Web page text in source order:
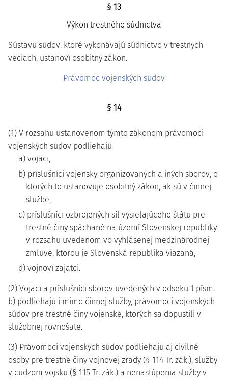
§ 13
Výkon trestného súdnictva
Sústavu súdov, ktoré vykonávajú súdnictvo v trestných
veciach, ustanoví osobitný zákon.
Právomoc vojenských súdov
§ 14
(1) V rozsahu ustanovenom týmto zákonom právomoci
vojenských súdov podliehajú
a) vojaci,
b) príslušníci vojensky organizovaných a iných sborov, o
ktorých to ustanovuje osobitný zákon, ak sú v činnej
službe,
c) príslušníci ozbrojených síl vysielajúceho štátu pre
trestné činy spáchané na území Slovenskej republiky
v rozsahu uvedenom vo vyhlásenej medzinárodnej
zmluve, ktorou je Slovenská republika viazaná,
d) vojnoví zajatci.
(2) Vojaci a príslušníci sborov uvedených v odseku 1 písm.
b) podliehajú i mimo činnej služby, právomoci vojenských
súdov pre trestné činy vojenské, ktorých sa dopustili v
služobnej rovnošate.
(3) Právomoci vojenských súdov podliehajú aj civilné
osoby pre trestné činy vojnovej zrady (§ 114 Tr. zák.), služby
v cudzom vojsku (§ 115 Tr. zák.) a nenastúpenia služby v